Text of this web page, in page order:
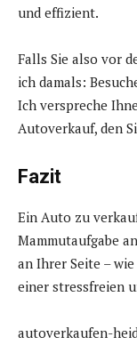
und effizient.
Falls Sie also vor
ich damals:
Ich verspreche
Autoverkauf, den
Fazit
Ein Auto zu
Mammutaufgabe
an Ihrer Seite – wie
einer stressfreien
autoverkaufen-